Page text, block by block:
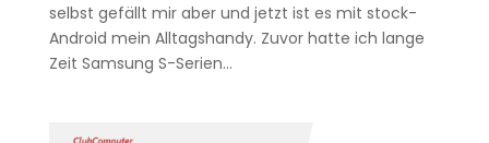
selbst gefällt mir aber und jetzt ist es mit stock-
Android mein Alltagshandy. Zuvor hatte ich lange
Zeit Samsung S-Serien...